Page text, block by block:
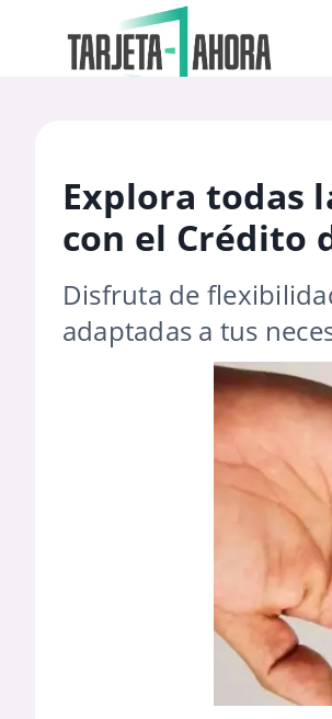
Explora todas
con el Crédito
Disfruta de
adaptadas a tus